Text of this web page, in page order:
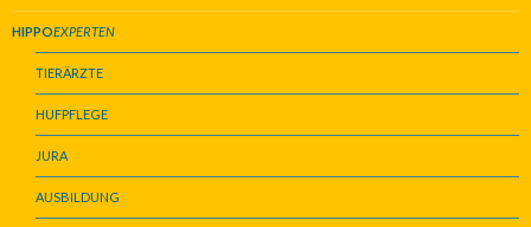
HIPPOEXPERTEN
TIERÄRZTE
HUFPFLEGE
JURA
AUSBILDUNG